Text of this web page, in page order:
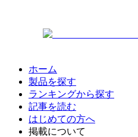
ホーム
製品を探す
ランキングから探す
記事を読む
はじめての方へ
掲載について